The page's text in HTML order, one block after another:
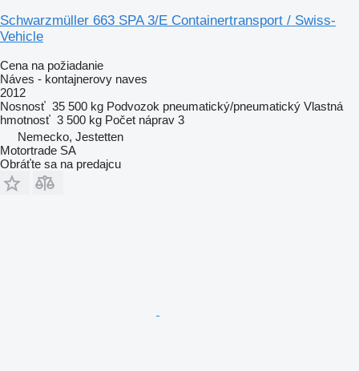
Schwarzmüller 663 SPA 3/E Containertransport / Swiss-
Vehicle
Cena na požiadanie
Náves - kontajnerovy naves
2012
Nosnosť 35 500 kg Podvozok pneumatický/pneumatický Vlastná
hmotnosť 3 500 kg Počet náprav 3
Nemecko, Jestetten
Motortrade SA
Obráťte sa na predajcu